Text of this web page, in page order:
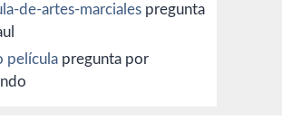
de-artes-marciales pregunta
película pregunta por